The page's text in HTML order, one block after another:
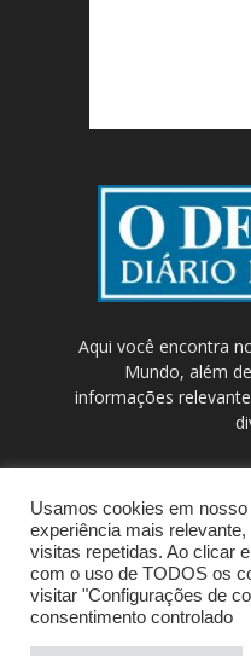
Aqui você encontra
Mundo, além
informações
Contato:
Usamos cookies em
experiência mais
visitas repetidas. Ao clicar
com o uso de TODOS os
visitar "Configurações de
consentimento controlado